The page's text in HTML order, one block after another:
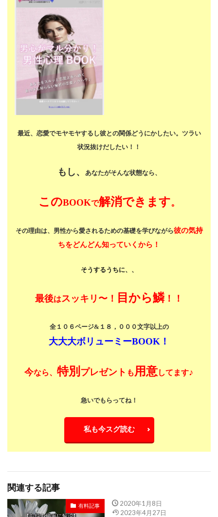
最近、恋愛でモヤモヤするし彼との関係どうにかしたい。 ツラい
状況抜けだしたい！！
もし、 あなたがそんな状態なら、
このBOOKで解消できます。
その理由は、男性から愛されるための基礎を学びながら彼の気持
ちをどんどん知っていくから！
そうするうちに、、
最後はスッキリ〜！ 目から鱗！！
全１０６ページ&１８，０００文字以上の
大大大ボリューミーBOOK！
今なら、 特別 プレゼント も 用意してます♪
急いでもらってね！
私も今スグ読む
関連する記事
有料記事
2020年1月8日
2023年4月27日